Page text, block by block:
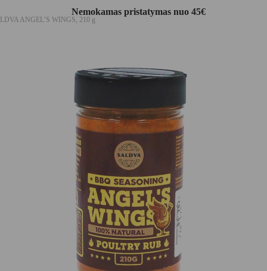
Nemokamas pristatymas nuo 45€
ANGEL’S WINGS, 210 g